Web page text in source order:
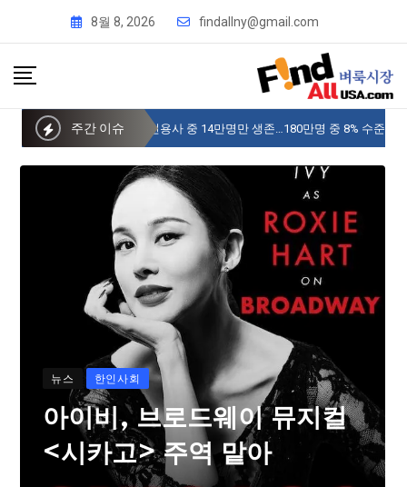
8월 8, 2026 findallny@gmail.com
주간 이슈 사이버 한국외국어대 미주글로벌센터 뉴욕
뉴스 한인사회
아이비, 브로드웨이 뮤지컬
<시카고> 주역 맡아